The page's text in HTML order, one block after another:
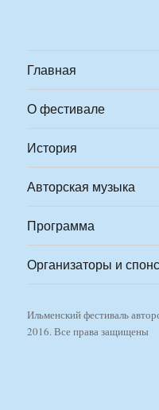
Главная
О фестивале
История
Авторская музыка
Программа
Организаторы и
Ильменский фестиваль
2016. Все права защищены